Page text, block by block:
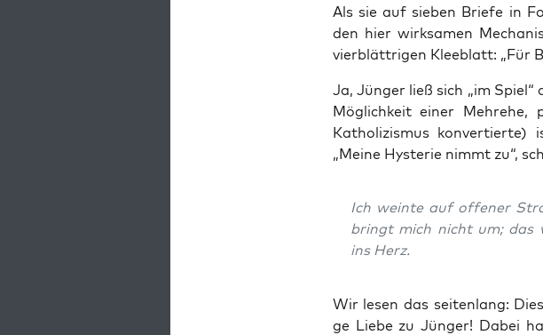
Als sie auf sie­ben Brie­fe in
den hier wirk­sa­men
vier­blätt­ri­gen Klee­blatt: „Für
Ja, Jün­ger ließ sich „im Spiel“
Mög­lich­keit einer Mehre­he,
Katho­li­zis­mus kon­ver­tier­te)
„Mei­ne Hys­te­rie nimmt zu“,
Ich wein­te auf offe­ner
bringt mich nicht um; das
ins Herz.
Wir lesen das sei­ten­lang:
ge Lie­be zu Jün­ger! Dabei